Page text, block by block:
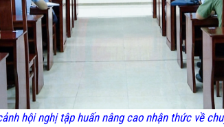
hội nghị tập huấn nâng cao nhận thức về